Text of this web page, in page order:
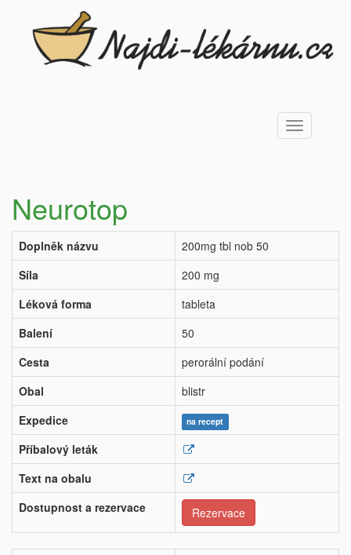
Toggle
navigation
Neurotop
Doplněk názvu
200mg tbl nob 50
Síla
200 mg
Léková forma
tableta
Balení
50
Cesta
perorální podání
Obal
blistr
Expedice
na recept
Příbalový leták
Text na obalu
Dostupnost a rezervace
Rezervace